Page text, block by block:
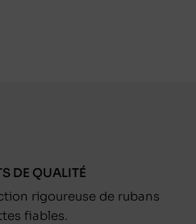
DE QUALITÉ
rigoureuse de rubans
fiables.